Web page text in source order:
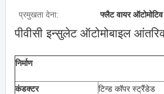
प्रमुखता देना: फ्लैट वायर
पीवीसी इन्सुलेट ऑटोमोबाइल
निर्माण
कंडक्टर टिन्ड कॉपर स्ट्रैंडेड